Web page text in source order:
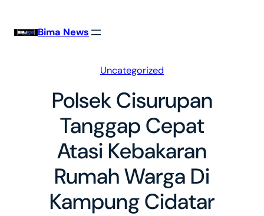
Bima News
Uncategorized
Polsek Cisurupan
Tanggap Cepat
Atasi Kebakaran
Rumah Warga Di
Kampung Cidatar